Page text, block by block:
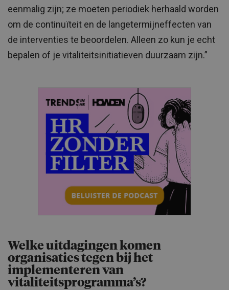
eenmalig zijn; ze moeten periodiek herhaald worden
om de continuïteit en de langetermijneffecten van
de interventies te beoordelen. Alleen zo kun je echt
bepalen of je vitaliteitsinitiatieven duurzaam zijn.”
Welke uitdagingen komen
organisaties tegen bij het
implementeren van
vitaliteitsprogramma’s?